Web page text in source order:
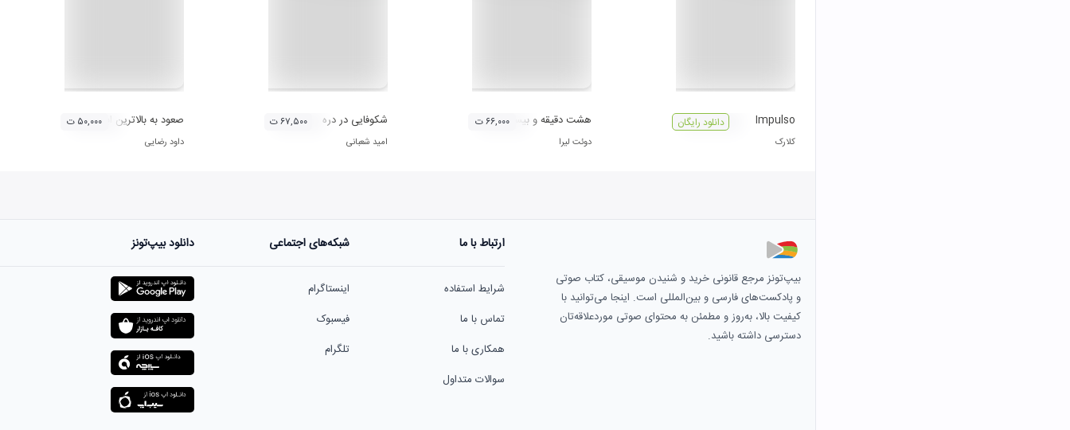
Impulso
کلارک
دانلود رایگان هشت دقيقه و بيست ثانيه
دوئت لیرا
۶۶,۰۰۰ ت شکوفایی در دره
امید شعبانی
۶۷,۵۰۰ ت صعود به بالاترین ابر
داود رضایی
۵۰,۰۰۰ ت
بیپ‌تونز مرجع قانونی خرید و شنیدن موسیقی، کتاب صوتی
و پادکست‌های فارسی و بین‌المللی است. اینجا می‌توانید با
کیفیت بالا، به‌روز و مطمئن به محتوای صوتی موردعلاقه‌تان
دسترسی داشته باشید.
ارتباط با ما
شرایط استفاده
تماس با ما
همکاری با ما
سوالات متداول
شبکه‌های اجتماعی
اینستاگرام
فیسبوک
تلگرام
دانلود بیپ‌تونز